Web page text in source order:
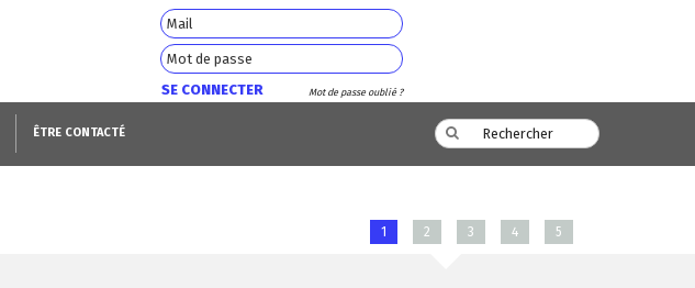
SE CONNECTER Mot de passe oublié ?
ÊTRE CONTACTÉ
1 2 3 4 5